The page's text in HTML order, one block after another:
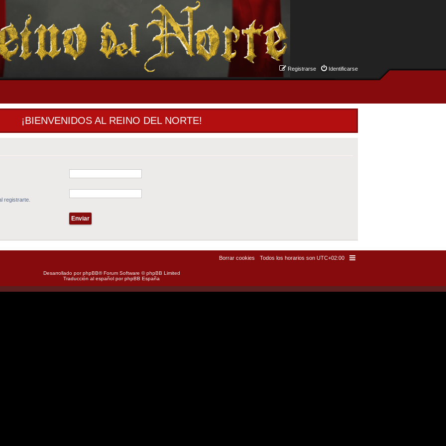
Identificarse
Registrarse
¡BIENVENIDOS AL REINO DEL NORTE!
registrarte.
Todos los horarios son UTC+02:00
Borrar cookies
Desarrollado porphpBB® Forum Software © phpBB Limited
Traducción al español porphpBB España